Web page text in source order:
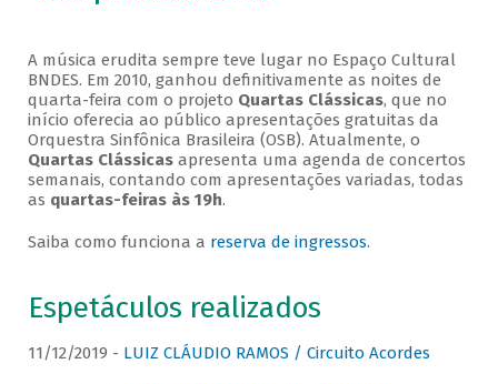
A música erudita sempre teve lugar no Espaço Cultural
BNDES. Em 2010, ganhou definitivamente as noites de
quarta-feira com o projeto Quartas Clássicas, que no
início oferecia ao público apresentações gratuitas da
Orquestra Sinfônica Brasileira (OSB). Atualmente, o
Quartas Clássicasapresenta uma agenda de concertos
semanais, contando com apresentações variadas, todas
as quartas-feiras às 19h.
Saiba como funciona a reserva de ingressos.
Espetáculos realizados
11/12/2019 - LUIZ CLÁUDIO RAMOS / Circuito Acordes